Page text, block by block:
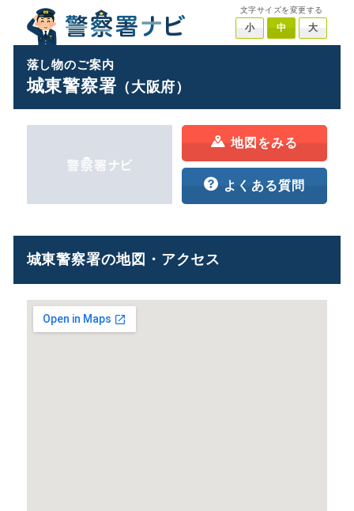
文字サイズを変更する
小 中 大
落し物のご案内
城東警察署（大阪府）
地図をみる
よくある質問
城東警察署の地図・アクセス